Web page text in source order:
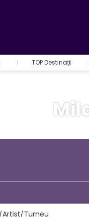
TOP Destinații